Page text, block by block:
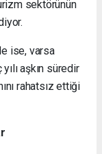
sektörünün
ise, varsa
aşkın süredir
rahatsız ettiği